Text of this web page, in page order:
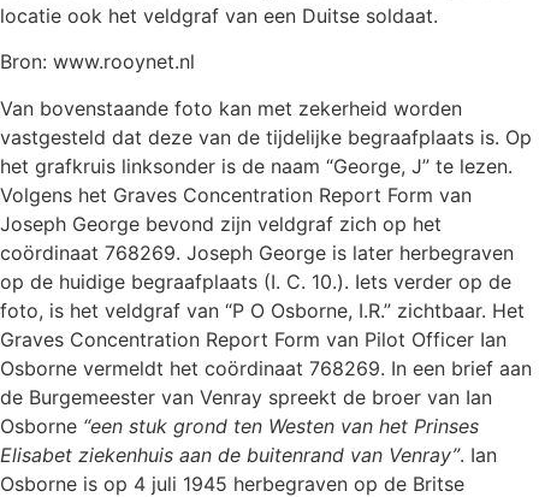
locatie ook het veldgraf van een Duitse soldaat.
Bron: www.rooynet.nl
Van bovenstaande foto kan met zekerheid worden
vastgesteld dat deze van de tijdelijke begraafplaats is. Op
het grafkruis linksonder is de naam “George, J” te lezen.
Volgens het Graves Concentration Report Form van
Joseph George bevond zijn veldgraf zich op het
coördinaat 768269. Joseph George is later herbegraven
op de huidige begraafplaats (I. C. 10.). Iets verder op de
foto, is het veldgraf van “P O Osborne, I.R.” zichtbaar. Het
Graves Concentration Report Form van Pilot Officer Ian
Osborne vermeldt het coördinaat 768269. In een brief aan
de Burgemeester van Venray spreekt de broer van Ian
Osborne “een stuk grond ten Westen van het Prinses
Elisabet ziekenhuis aan de buitenrand van Venray”. Ian
Osborne is op 4 juli 1945 herbegraven op de Britse